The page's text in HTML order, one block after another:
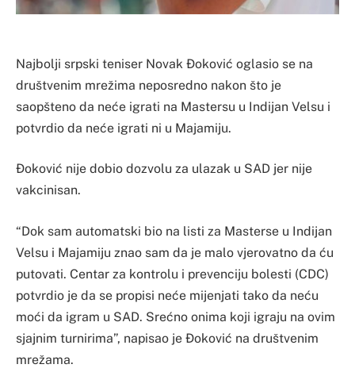
Najbolji srpski teniser Novak Ðoković oglasio se na
društvenim mrežima neposredno nakon što je
saopšteno da neće igrati na Mastersu u Indijan Velsu i
potvrdio da neće igrati ni u Majamiju.
Ðoković nije dobio dozvolu za ulazak u SAD jer nije
vakcinisan.
“Dok sam automatski bio na listi za Masterse u Indijan
Velsu i Majamiju znao sam da je malo vjerovatno da ću
putovati. Centar za kontrolu i prevenciju bolesti (CDC)
potvrdio je da se propisi neće mijenjati tako da neću
moći da igram u SAD. Srećno onima koji igraju na ovim
sjajnim turnirima”, napisao je Ðoković na društvenim
mrežama.